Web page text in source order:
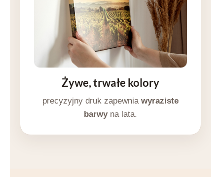
Żywe, trwałe kolory
precyzyjny druk zapewnia wyraziste
barwyna lata.